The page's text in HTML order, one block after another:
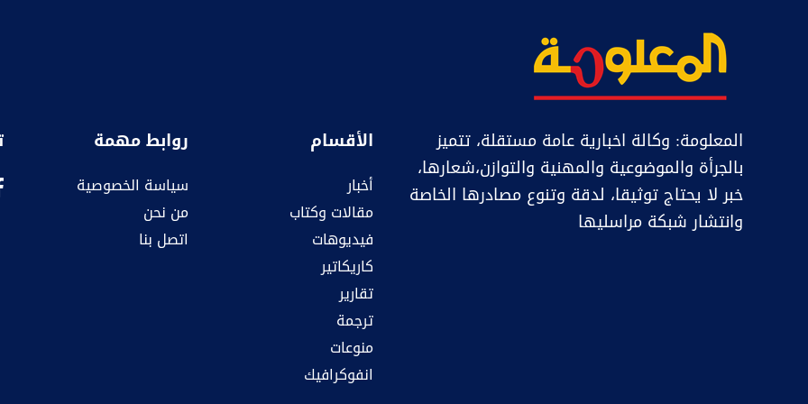
المعلومة: وكالة اخبارية عامة مستقلة، تتميز
بالجرأة والموضوعية والمهنية والتوازن،شعارها،
خبر ﻻ يحتاج توثيقا، لدقة وتنوع مصادرها الخاصة
وانتشار شبكة مراسليها
الأقسام
أخبار
مقالات وكتاب
فيديوهات
كاريكاتير
تقارير
ترجمة
منوعات
انفوكرافيك
روابط مهمة
سياسة الخصوصية
من نحن
اتصل بنا